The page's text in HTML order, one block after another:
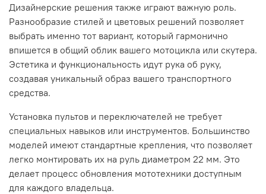
Дизайнерские решения также играют важную роль.
Разнообразие стилей и цветовых решений позволяет
выбрать именно тот вариант, который гармонично
впишется в общий облик вашего мотоцикла или скутера.
Эстетика и функциональность идут рука об руку,
создавая уникальный образ вашего транспортного
средства.
Установка пультов и переключателей не требует
специальных навыков или инструментов. Большинство
моделей имеют стандартные крепления, что позволяет
легко монтировать их на руль диаметром 22 мм. Это
делает процесс обновления мототехники доступным
для каждого владельца.